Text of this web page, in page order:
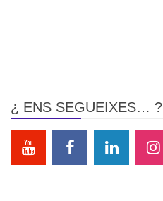
¿ ENS SEGUEIXES… ?